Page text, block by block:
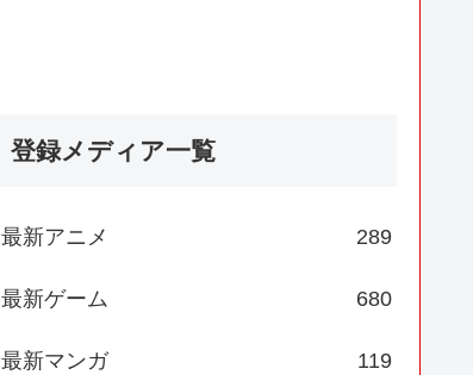
登録メディア一覧
最新アニメ 289
最新ゲーム 680
最新マンガ 119